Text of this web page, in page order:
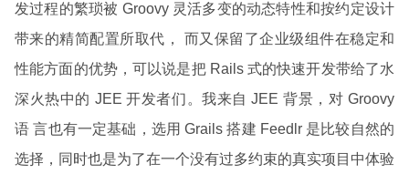
发过程的繁琐被 Groovy 灵活多变的动态特性和按约定设计
带来的精简配置所取代， 而又保留了企业级组件在稳定和
性能方面的优势，可以说是把 Rails 式的快速开发带给了水
深火热中的 JEE 开发者们。我来自 JEE 背景，对 Groovy
语 言也有一定基础，选用 Grails 搭建 Feedlr 是比较自然的
选择，同时也是为了在一个没有过多约束的真实项目中体验